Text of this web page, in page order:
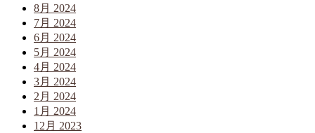
8月 2024
7月 2024
6月 2024
5月 2024
4月 2024
3月 2024
2月 2024
1月 2024
12月 2023